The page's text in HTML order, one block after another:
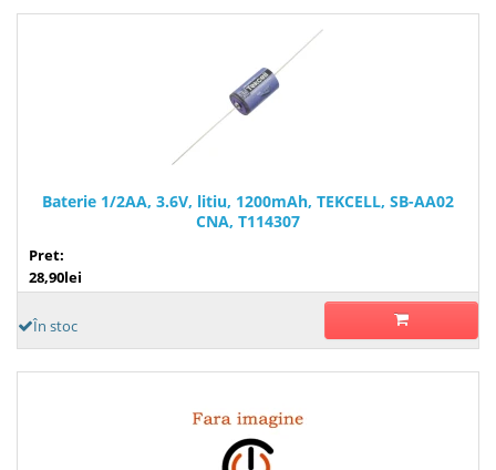
Baterie 1/2AA, 3.6V, litiu, 1200mAh, TEKCELL, SB-AA02
CNA, T114307
Pret:
28,90lei
În stoc